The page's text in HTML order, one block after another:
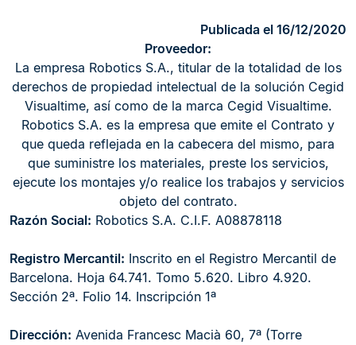
Publicada el 16/12/2020
Proveedor:
La empresa Robotics S.A., titular de la totalidad de los
derechos de propiedad intelectual de la solución Cegid
Visualtime, así como de la marca Cegid Visualtime.
Robotics S.A. es la empresa que emite el Contrato y
que queda reflejada en la cabecera del mismo, para
que suministre los materiales, preste los servicios,
ejecute los montajes y/o realice los trabajos y servicios
objeto del contrato.
Razón Social: Robotics S.A. C.I.F. A08878118
Registro Mercantil: Inscrito en el Registro Mercantil de
Barcelona. Hoja 64.741. Tomo 5.620. Libro 4.920.
Sección 2ª. Folio 14. Inscripción 1ª
Dirección: Avenida Francesc Macià 60, 7ª (Torre